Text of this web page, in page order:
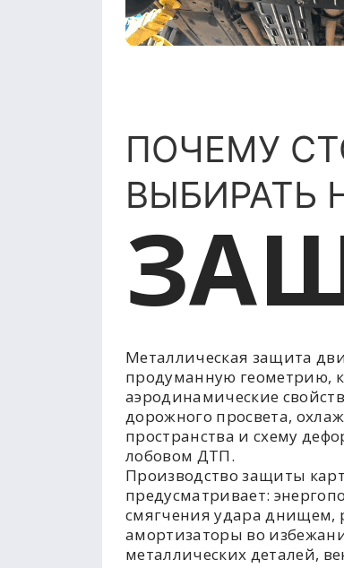
ПОЧЕМУ
ВЫБИРАТЬ
Металлическая защита
продуманную геометрию,
аэродинамические
дорожного просвета,
пространства и схему
лобовом ДТП.
Производство защиты
предусматривает:
смягчения удара днищем,
амортизаторы во
металлических деталей,